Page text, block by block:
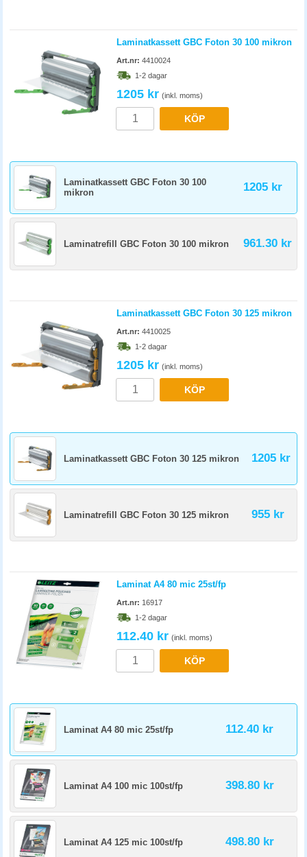
Laminatkassett GBC Foton 30 100 mikron
Art.nr: 4410024
1-2 dagar
1205 kr (inkl. moms)
KÖP
Laminatkassett GBC Foton 30 100
mikron
1205 kr
Laminatrefill GBC Foton 30 100 mikron 961.30 kr
Laminatkassett GBC Foton 30 125 mikron
Art.nr: 4410025
1-2 dagar
1205 kr (inkl. moms)
KÖP
Laminatkassett GBC Foton 30 125 mikron 1205 kr
Laminatrefill GBC Foton 30 125 mikron 955 kr
Laminat A4 80 mic 25st/fp
Art.nr: 16917
1-2 dagar
112.40 kr (inkl. moms)
KÖP
Laminat A4 80 mic 25st/fp 112.40 kr
Laminat A4 100 mic 100st/fp 398.80 kr
Laminat A4 125 mic 100st/fp 498.80 kr